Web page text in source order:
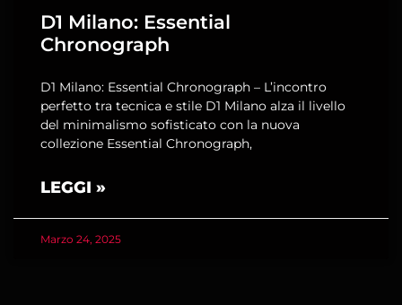
D1 Milano: Essential
Chronograph
D1 Milano: Essential Chronograph – L’incontro
perfetto tra tecnica e stile D1 Milano alza il livello
del minimalismo sofisticato con la nuova
collezione Essential Chronograph,
LEGGI »
Marzo 24, 2025